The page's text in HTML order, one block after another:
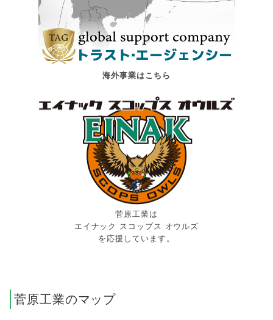
海外事業はこちら
菅原工業は
エイナック スコップス オウルズ
を応援しています。
菅原工業のマップ